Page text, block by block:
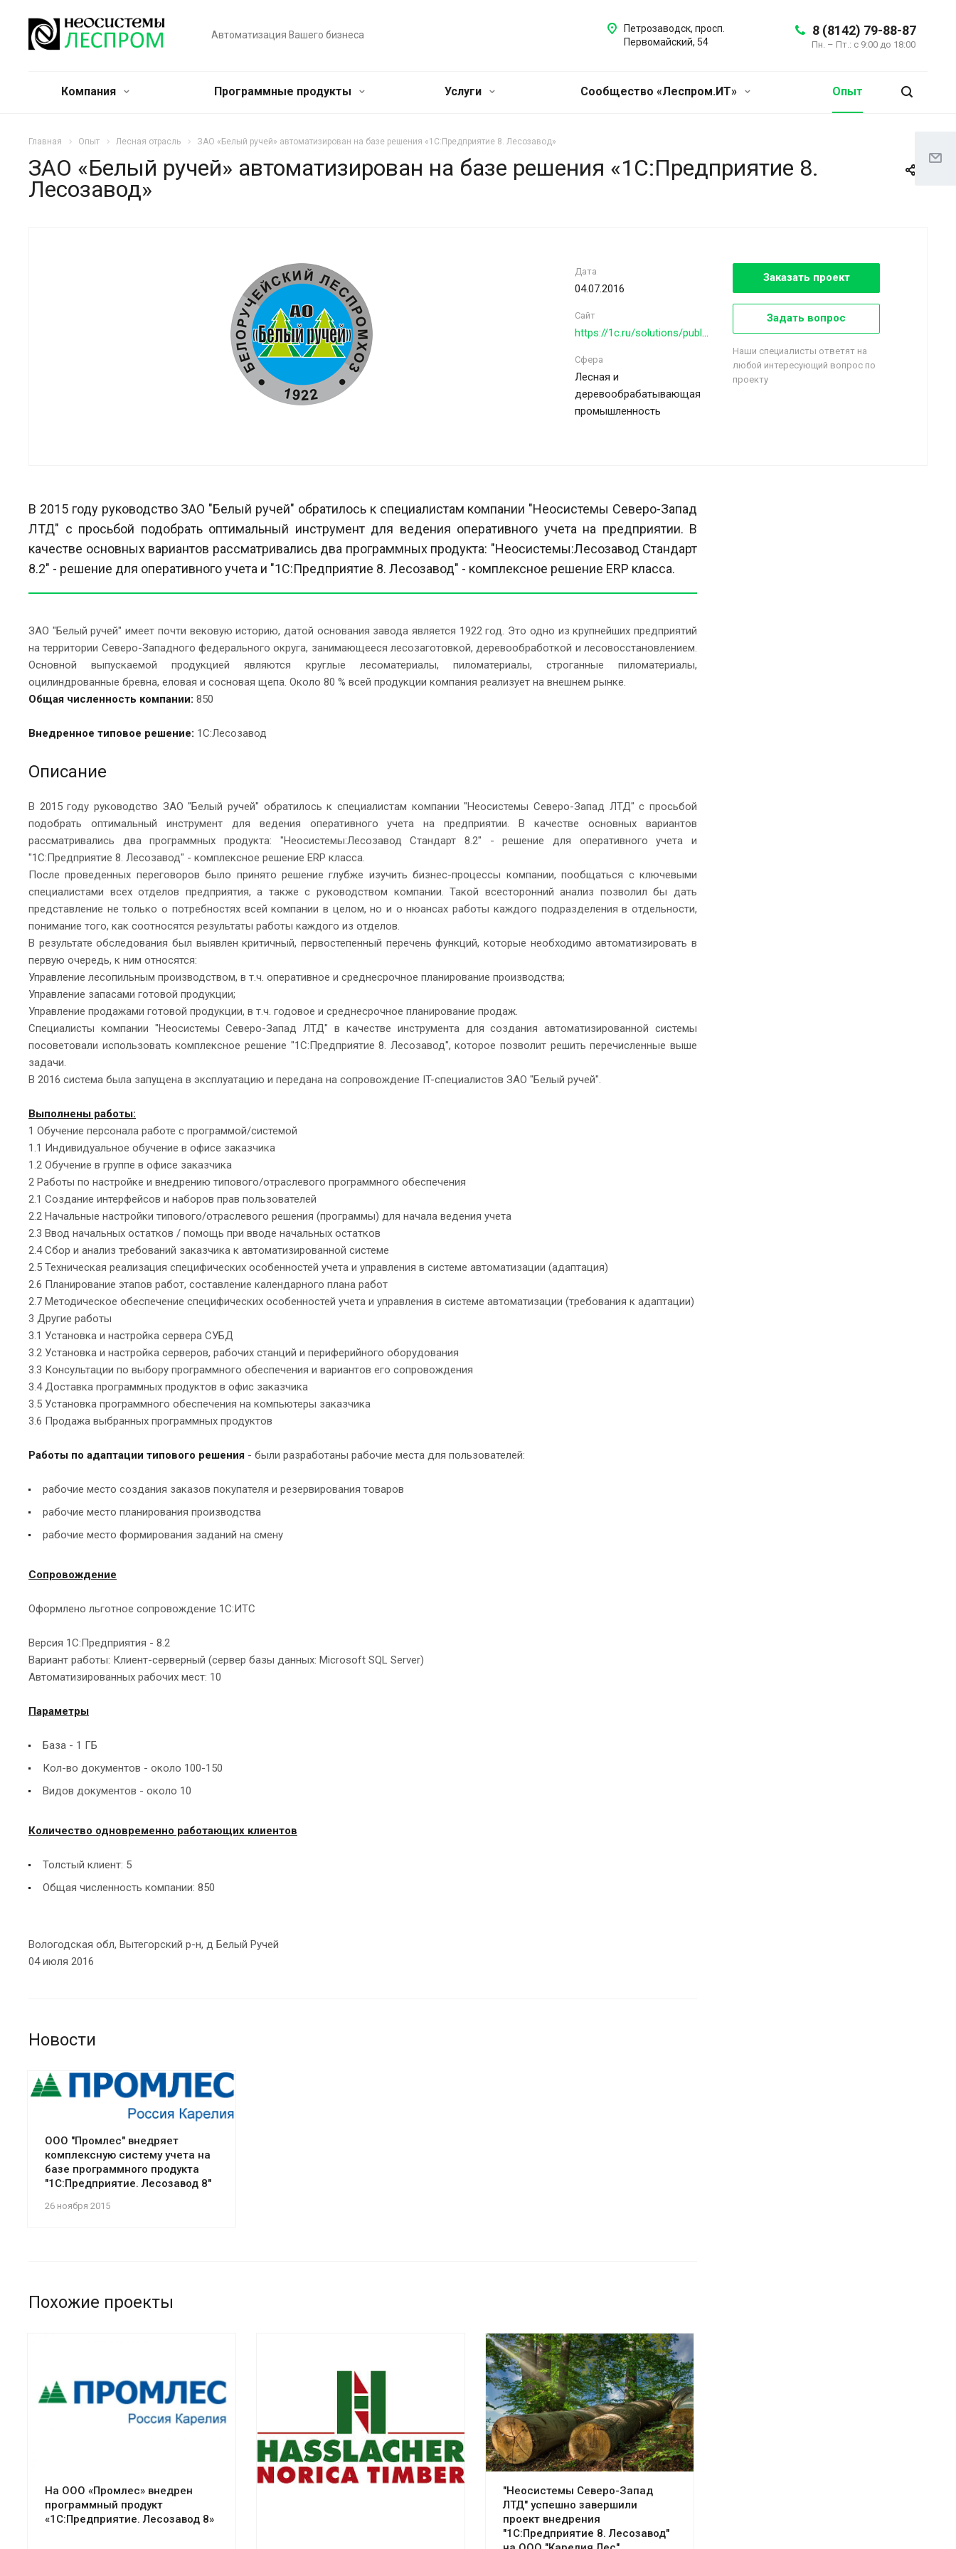
Автоматизация Вашего бизнеса 8 (8142) 79-88-87
Пн. – Пт.: с 9:00 до 18:00
Петрозаводск, просп.
Первомайский, 54
Компания Программные продукты Услуги Сообщество «Леспром.ИТ» Опыт
Главная Опыт Лесная отрасль ЗАО «Белый ручей» автоматизирован на базе решения «1С:Предприятие 8. Лесозавод»
ЗАО «Белый ручей» автоматизирован на базе решения «1С:Предприятие 8.
Лесозавод»
Дата
04.07.2016
Сайт
https://1c.ru/solutions/public/details/860159
Сфера
Лесная и
деревообрабатывающая
промышленность
Заказать проект
Задать вопрос
Наши специалисты ответят на
любой интересующий вопрос по
проекту
В 2015 году руководство ЗАО "Белый ручей" обратилось к специалистам компании "Неосистемы Северо-Запад
ЛТД" с просьбой подобрать оптимальный инструмент для ведения оперативного учета на предприятии. В
качестве основных вариантов рассматривались два программных продукта: "Неосистемы:Лесозавод Стандарт
8.2" - решение для оперативного учета и "1С:Предприятие 8. Лесозавод" - комплексное решение ERP класса.
ЗАО "Белый ручей" имеет почти вековую историю, датой основания завода является 1922 год. Это одно из крупнейших предприятий
на территории Северо-Западного федерального округа, занимающееся лесозаготовкой, деревообработкой и лесовосстановлением.
Основной выпускаемой продукцией являются круглые лесоматериалы, пиломатериалы, строганные пиломатериалы,
оцилиндрованные бревна, еловая и сосновая щепа. Около 80 % всей продукции компания реализует на внешнем рынке.
Общая численность компании: 850
Внедренное типовое решение: 1С:Лесозавод
Описание
В 2015 году руководство ЗАО "Белый ручей" обратилось к специалистам компании "Неосистемы Северо-Запад ЛТД" с просьбой
подобрать оптимальный инструмент для ведения оперативного учета на предприятии. В качестве основных вариантов
рассматривались два программных продукта: "Неосистемы:Лесозавод Стандарт 8.2" - решение для оперативного учета и
"1С:Предприятие 8. Лесозавод" - комплексное решение ERP класса.
После проведенных переговоров было принято решение глубже изучить бизнес-процессы компании, пообщаться с ключевыми
специалистами всех отделов предприятия, а также с руководством компании. Такой всесторонний анализ позволил бы дать
представление не только о потребностях всей компании в целом, но и о нюансах работы каждого подразделения в отдельности,
понимание того, как соотносятся результаты работы каждого из отделов.
В результате обследования был выявлен критичный, первостепенный перечень функций, которые необходимо автоматизировать в
первую очередь, к ним относятся:
Управление лесопильным производством, в т.ч. оперативное и среднесрочное планирование производства;
Управление запасами готовой продукции;
Управление продажами готовой продукции, в т.ч. годовое и среднесрочное планирование продаж.
Специалисты компании "Неосистемы Северо-Запад ЛТД" в качестве инструмента для создания автоматизированной системы
посоветовали использовать комплексное решение "1С:Предприятие 8. Лесозавод", которое позволит решить перечисленные выше
задачи.
В 2016 система была запущена в эксплуатацию и передана на сопровождение IT-специалистов ЗАО "Белый ручей".
Выполнены работы:
1 Обучение персонала работе с программой/системой
1.1 Индивидуальное обучение в офисе заказчика
1.2 Обучение в группе в офисе заказчика
2 Работы по настройке и внедрению типового/отраслевого программного обеспечения
2.1 Создание интерфейсов и наборов прав пользователей
2.2 Начальные настройки типового/отраслевого решения (программы) для начала ведения учета
2.3 Ввод начальных остатков / помощь при вводе начальных остатков
2.4 Сбор и анализ требований заказчика к автоматизированной системе
2.5 Техническая реализация специфических особенностей учета и управления в системе автоматизации (адаптация)
2.6 Планирование этапов работ, составление календарного плана работ
2.7 Методическое обеспечение специфических особенностей учета и управления в системе автоматизации (требования к адаптации)
3 Другие работы
3.1 Установка и настройка сервера СУБД
3.2 Установка и настройка серверов, рабочих станций и периферийного оборудования
3.3 Консультации по выбору программного обеспечения и вариантов его сопровождения
3.4 Доставка программных продуктов в офис заказчика
3.5 Установка программного обеспечения на компьютеры заказчика
3.6 Продажа выбранных программных продуктов
Работы по адаптации типового решения - были разработаны рабочие места для пользователей:
рабочие место создания заказов покупателя и резервирования товаров
рабочие место планирования производства
рабочие место формирования заданий на смену
Сопровождение
Оформлено льготное сопровождение 1С:ИТС
Версия 1С:Предприятия - 8.2
Вариант работы: Клиент-серверный (сервер базы данных: Microsoft SQL Server)
Автоматизированных рабочих мест: 10
Параметры
База - 1 ГБ
Кол-во документов - около 100-150
Видов документов - около 10
Количество одновременно работающих клиентов
Толстый клиент: 5
Общая численность компании: 850
Вологодская обл, Вытегорский р-н, д Белый Ручей
04 июля 2016
Новости
26 ноября 2015
ООО "Промлес" внедряет
комплексную систему учета на
базе программного продукта
"1С:Предприятие. Лесозавод 8"
Похожие проекты
На ООО «Промлес» внедрен
программный продукт
«1С:Предприятие. Лесозавод 8»
"Неосистемы Северо-Запад
ЛТД" успешно завершили
проект внедрения
"1С:Предприятие 8. Лесозавод"